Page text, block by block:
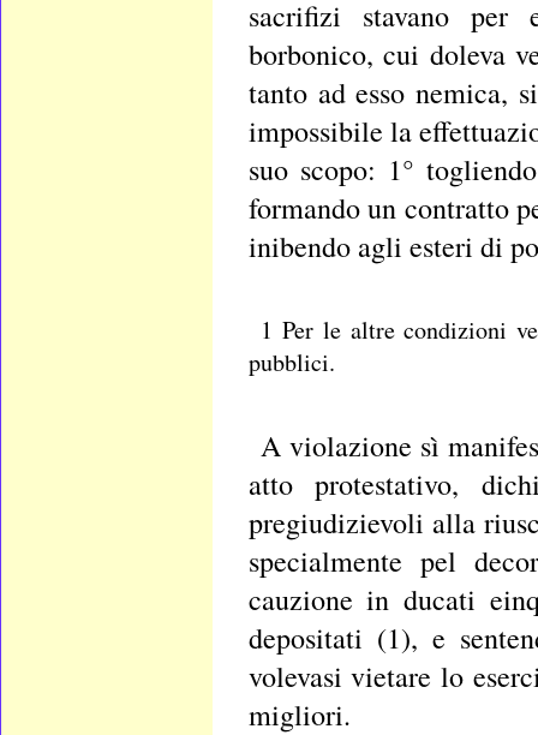
sacrifizi stavano per
borbonico, cui doleva
tanto ad esso nemica,
impossibile la
suo scopo: 1°
formando un contratto
inibendo agli esteri di
1 Per le altre condizioni
pubblici.
A violazione sì
atto protestativo,
pregiudizievoli alla
specialmente pel
cauzione in ducati
depositati (1), e
volevasi vietare lo
migliori.